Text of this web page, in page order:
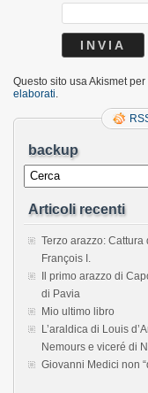
Questo sito usa Akismet per
elaborati
backup
Articoli recenti
Terzo arazzo: Cattura
François I.
Il primo arazzo di
di Pavia
Mio ultimo libro
L’araldica di Louis
Nemours e viceré di
Giovanni Medici non